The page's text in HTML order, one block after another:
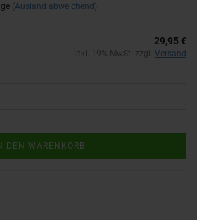
(Ausland abweichend)
29,95 €
inkl. 19% MwSt. zzgl. Versand
DEN WARENKORB